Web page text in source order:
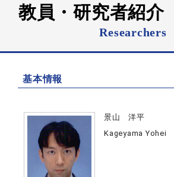
教員・研究者紹介
Researchers
基本情報
景山 洋平
Kageyama Yohei